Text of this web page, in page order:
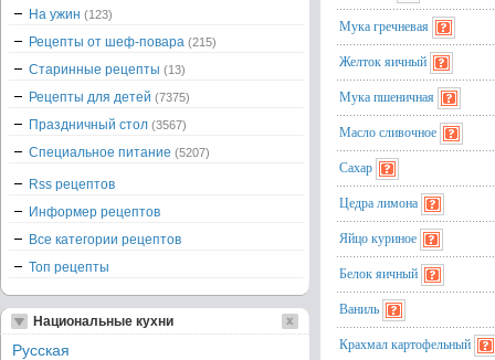
Мука гречневая
Желток яичный
Мука пшеничная
Масло сливочное
Сахар
Цедра лимона
Яйцо куриное
Белок яичный
Ваниль
Крахмал картофельный
На ужин (123)
Рецепты от шеф-повара (215)
Старинные рецепты (13)
Рецепты для детей (7375)
Праздничный стол (3567)
Специальное питание (5207)
Rss рецептов
Информер рецептов
Все категории рецептов
Топ рецепты
Национальные кухни
Русская